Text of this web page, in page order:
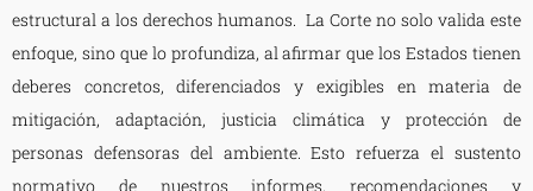
estructural a los derechos humanos. La Corte no solo valida este
enfoque, sino que lo profundiza, al afirmar que los Estados tienen
deberes concretos, diferenciados y exigibles en materia de
mitigación, adaptación, justicia climática y protección de
personas defensoras del ambiente. Esto refuerza el sustento
normativo de nuestros informes, recomendaciones y